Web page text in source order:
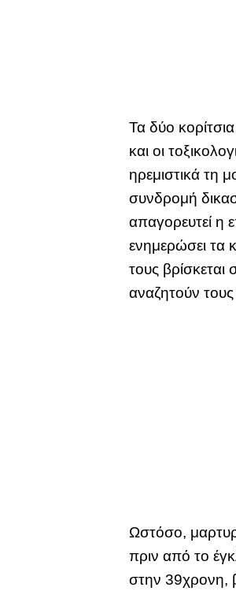
Τα δύο
και οι
ηρεμιστικά τη
συνδρομή
απαγορευτεί η
ενημερώσει τα
τους βρίσκεται
αναζητούν
Ωστόσο,
πριν από το
στην 39χρονη,